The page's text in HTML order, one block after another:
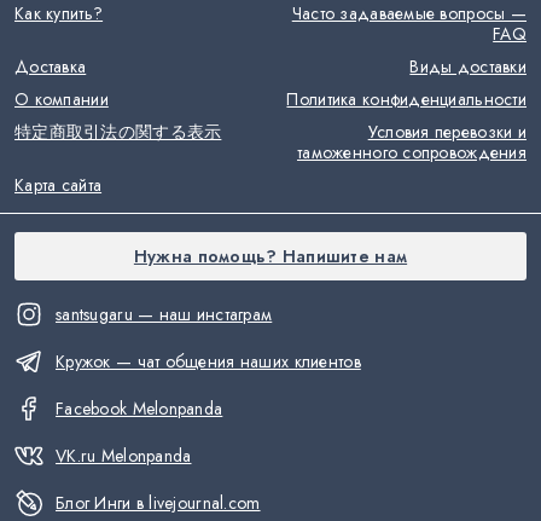
santsugaru — наш инстаграм
Кружок — чат общения наших клиентов
Facebook Melonpanda
VK.ru Melonpanda
Блог Инги в livejournal.com
Как купить?
Часто задаваемые вопросы —
FAQ
Доставка
Виды доставки
О компании
Политика конфиденциальности
特定商取引法の関する表示
Условия перевозки и
таможенного сопровождения
Карта сайта
Нужна помощь? Напишите нам